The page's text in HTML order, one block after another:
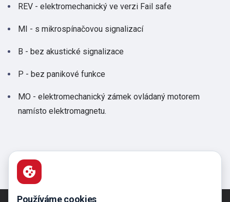
Používáme cookies
REV - elektromechanický ve verzi Fail safe
MI - s mikrospínačovou signalizací
B - bez akustické signalizace
P - bez panikové funkce
MO - elektromechanický zámek ovládaný motorem
namísto elektromagnetu.